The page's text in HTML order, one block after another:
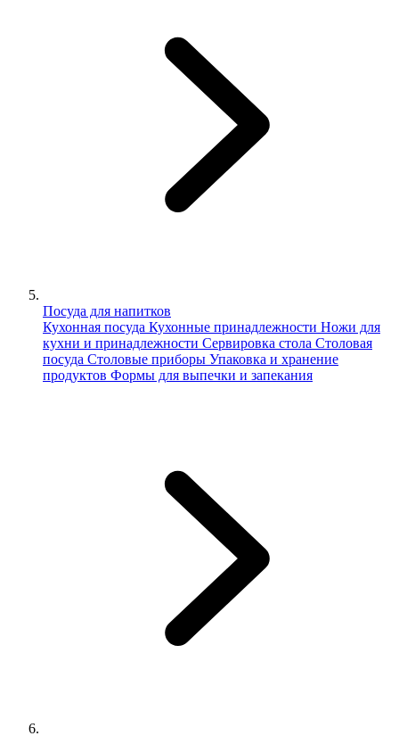
Посуда для напитков
Кухонная посуда Кухонные принадлежности Ножи для
кухни и принадлежности Сервировка стола Столовая
посуда Столовые приборы Упаковка и хранение
продуктов Формы для выпечки и запекания